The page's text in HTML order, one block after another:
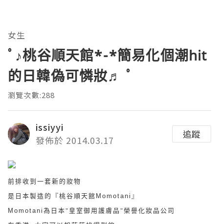
女生
ﾟ♪桃谷順天館*-*簡易化個潮hit
的日韓偽可憐妝♬ ﾟ
瀏覽次數:288
issiyyi
發佈於 2014.03.17
追蹤
前排收到一套新的妝物
是日本製造的
『桃谷順天館 Momotani 』
Momotani 為日本"皇室御用護膚品"榮譽化妝品公司